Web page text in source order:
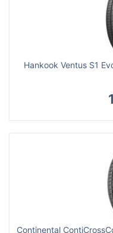
Hankook Ventus S1
Continental